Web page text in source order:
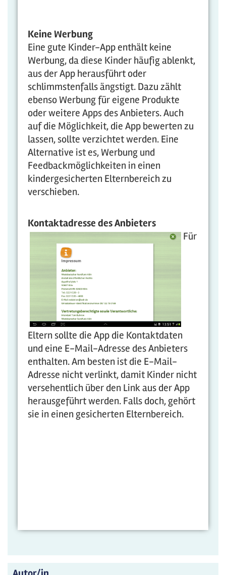
Keine Werbung
Eine gute Kinder-App enthält keine
Werbung, da diese Kinder häufig ablenkt,
aus der App herausführt oder
schlimmstenfalls ängstigt. Dazu zählt
ebenso Werbung für eigene Produkte
oder weitere Apps des Anbieters. Auch
auf die Möglichkeit, die App bewerten zu
lassen, sollte verzichtet werden. Eine
Alternative ist es, Werbung und
Feedbackmöglichkeiten in einen
kindergesicherten Elternbereich zu
verschieben.
Kontaktadresse des Anbieters
Für
Eltern sollte die App die Kontaktdaten
und eine E-Mail-Adresse des Anbieters
enthalten. Am besten ist die E-Mail-
Adresse nicht verlinkt, damit Kinder nicht
versehentlich über den Link aus der App
herausgeführt werden. Falls doch, gehört
sie in einen gesicherten Elternbereich.